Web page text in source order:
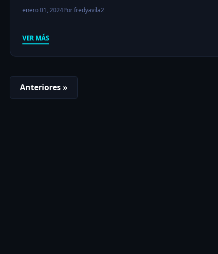
enero 01, 2024Por fredyavila2
VER MÁS
Anteriores »